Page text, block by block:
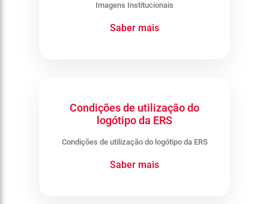
Imagens Institucionais
Saber mais
Condições de utilização do
logótipo da ERS
Condições de utilização do logótipo da ERS
Saber mais